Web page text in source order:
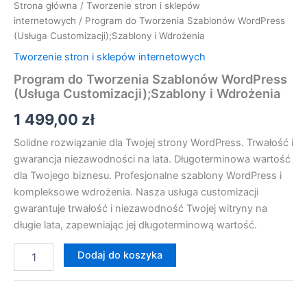
Strona główna / Tworzenie stron i sklepów
internetowych / Program do Tworzenia Szablonów WordPress
(Usługa Customizacji);Szablony i Wdrożenia
Tworzenie stron i sklepów internetowych
Program do Tworzenia Szablonów WordPress
(Usługa Customizacji);Szablony i Wdrożenia
1 499,00 zł
Solidne rozwiązanie dla Twojej strony WordPress. Trwałość i
gwarancja niezawodności na lata. Długoterminowa wartość
dla Twojego biznesu. Profesjonalne szablony WordPress i
kompleksowe wdrożenia. Nasza usługa customizacji
gwarantuje trwałość i niezawodność Twojej witryny na
długie lata, zapewniając jej długoterminową wartość.
Dodaj do koszyka